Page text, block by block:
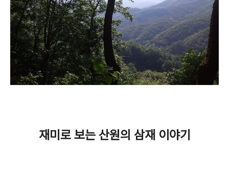
재미로 보는 산원의 삼재 이야기